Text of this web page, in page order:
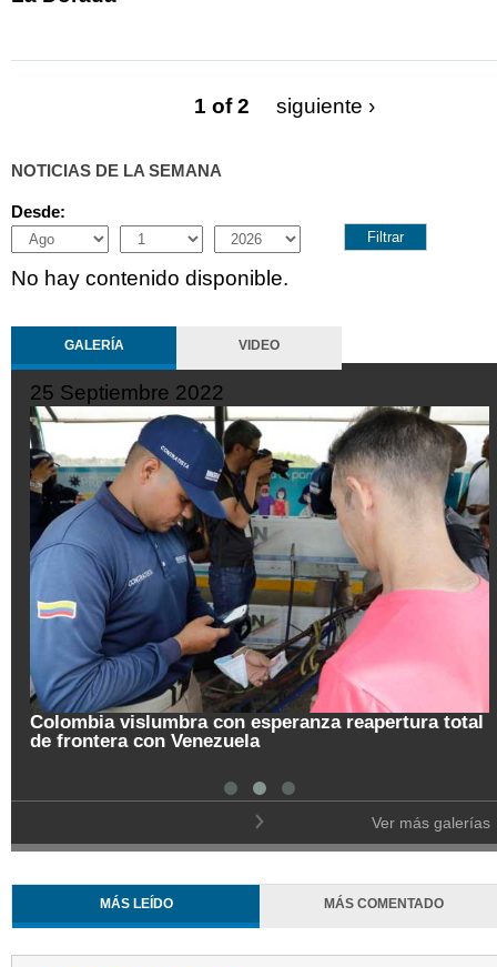
1 of 2 siguiente ›
NOTICIAS DE LA SEMANA
Desde:
Month
Day Year
No hay contenido disponible.
GALERÍA VIDEO
19 Septiembre 2022
Pregón de la Noche del Fuego en Salamina
Ver más galerías
MÁS LEÍDO MÁS COMENTADO